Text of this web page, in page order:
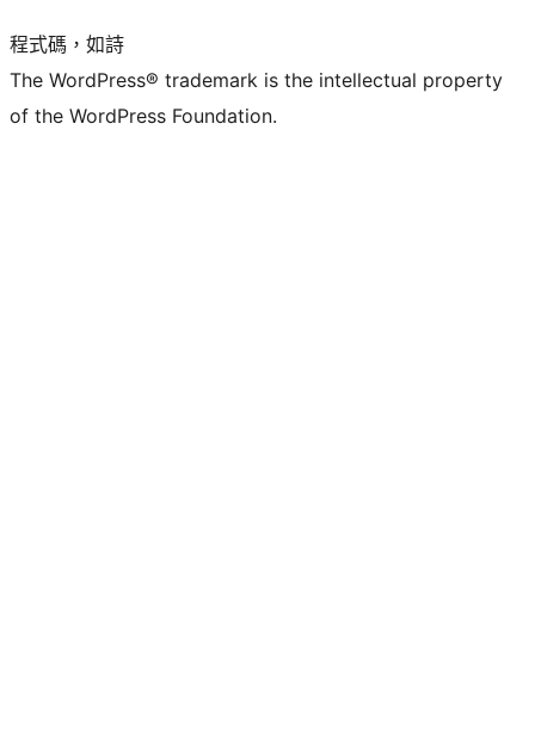
程式碼，如詩
The WordPress® trademark is the intellectual property
of the WordPress Foundation.